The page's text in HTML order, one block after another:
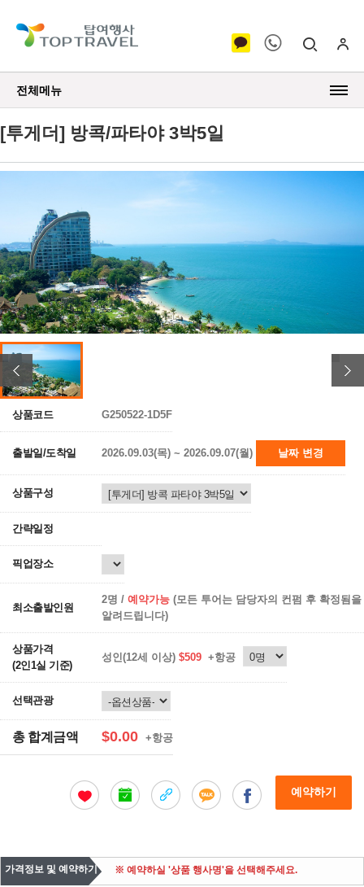
전체메뉴
[투게더] 방콕/파타야 3박5일
상품코드 G250522-1D5F
출발일/도착일 2026.09.03(목) ~ 2026.09.07(월) 날짜 변경
상품구성
간략일정
픽업장소
최소출발인원
2명 / 예약가능 (모든 투어는 담당자의 컨펌 후 확정됨을
알려드립니다)
상품가격
(2인1실 기준)
성인(12세 이상) $509 +항공
선택관광
총 합계금액 $0.00 +항공
예약하기
가격정보 및 예약하기 ※ 예약하실 '상품 행사명'을 선택해주세요.